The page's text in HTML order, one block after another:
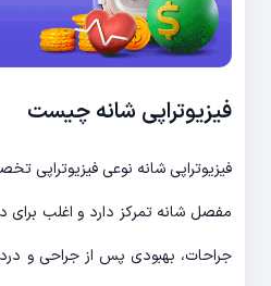
فیزیوتراپی شانه چیست
فیزیوتراپی شانه نوعی فیزیوتراپی
مفصل شانه تمرکز دارد و اغلب برای
جراحات، بهبودی پس از جراحی و